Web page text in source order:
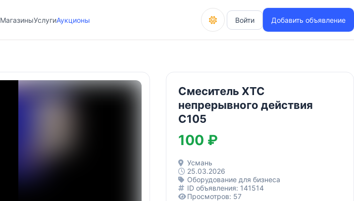
МагазиныУслугиАукционы Войти Добавить объявление
100 ₽
Смеситель ХТС
непрерывного действия
С105
Усмань
25.03.2026
Оборудование для бизнеса
ID объявления: 141514
Просмотров: 57